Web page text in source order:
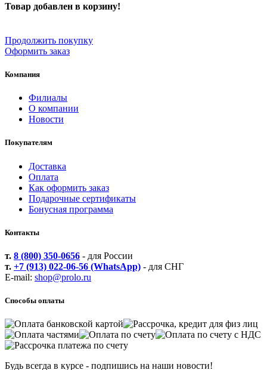
Товар добавлен в корзину!
Продолжить покупку
Оформить заказ
Компания
Филиалы
О компании
Новости
Покупателям
Доставка
Оплата
Как оформить заказ
Подарочные сертификаты
Бонусная программа
Контакты
т. 8 (800) 350-0656 - для России
т. +7 (913) 022-06-56 (WhatsApp) - для СНГ
E-mail: shop@prolo.ru
Способы оплаты
Будь всегда в курсе - подпишись на наши новости!